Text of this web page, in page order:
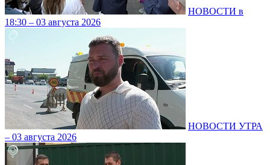
НОВОСТИ в
18:30 – 03 августа 2026
НОВОСТИ УТРА
– 03 августа 2026